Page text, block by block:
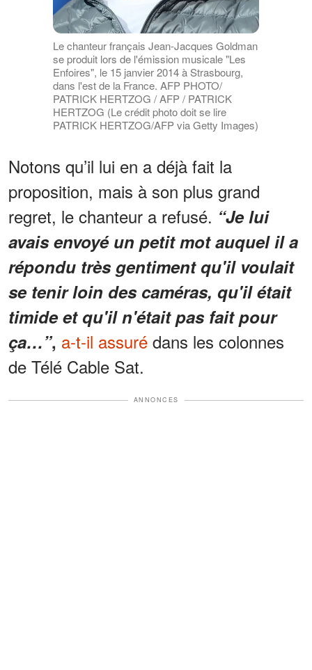
Le chanteur français Jean-Jacques Goldman
se produit lors de l'émission musicale "Les
Enfoires", le 15 janvier 2014 à Strasbourg,
dans l'est de la France. AFP PHOTO/
PATRICK HERTZOG / AFP / PATRICK
HERTZOG (Le crédit photo doit se lire
PATRICK HERTZOG/AFP via Getty Images)
Notons qu’il lui en a déjà fait la
proposition, mais à son plus grand
regret, le chanteur a refusé. “Je lui
avais envoyé un petit mot auquel il a
répondu très gentiment qu'il voulait
se tenir loin des caméras, qu'il était
timide et qu'il n'était pas fait pour
ça…”, a-t-il assuré dans les colonnes
de Télé Cable Sat.
ANNONCES